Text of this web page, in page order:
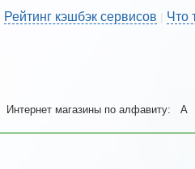
Рейтинг кэшбэк сервисов | Что
Интернет магазины по алфавиту: A